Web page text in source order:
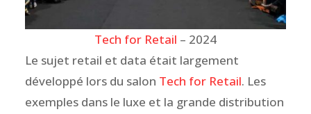
Tech for Retail – 2024
Le sujet retail et data était largement
développé lors du salon Tech for Retail. Les
exemples dans le luxe et la grande distribution